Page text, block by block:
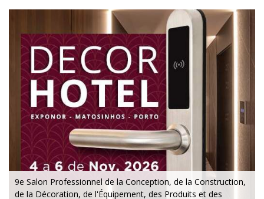
9e Salon Professionnel de la Conception, de la Construction,
de la Décoration, de l'Équipement, des Produits et des